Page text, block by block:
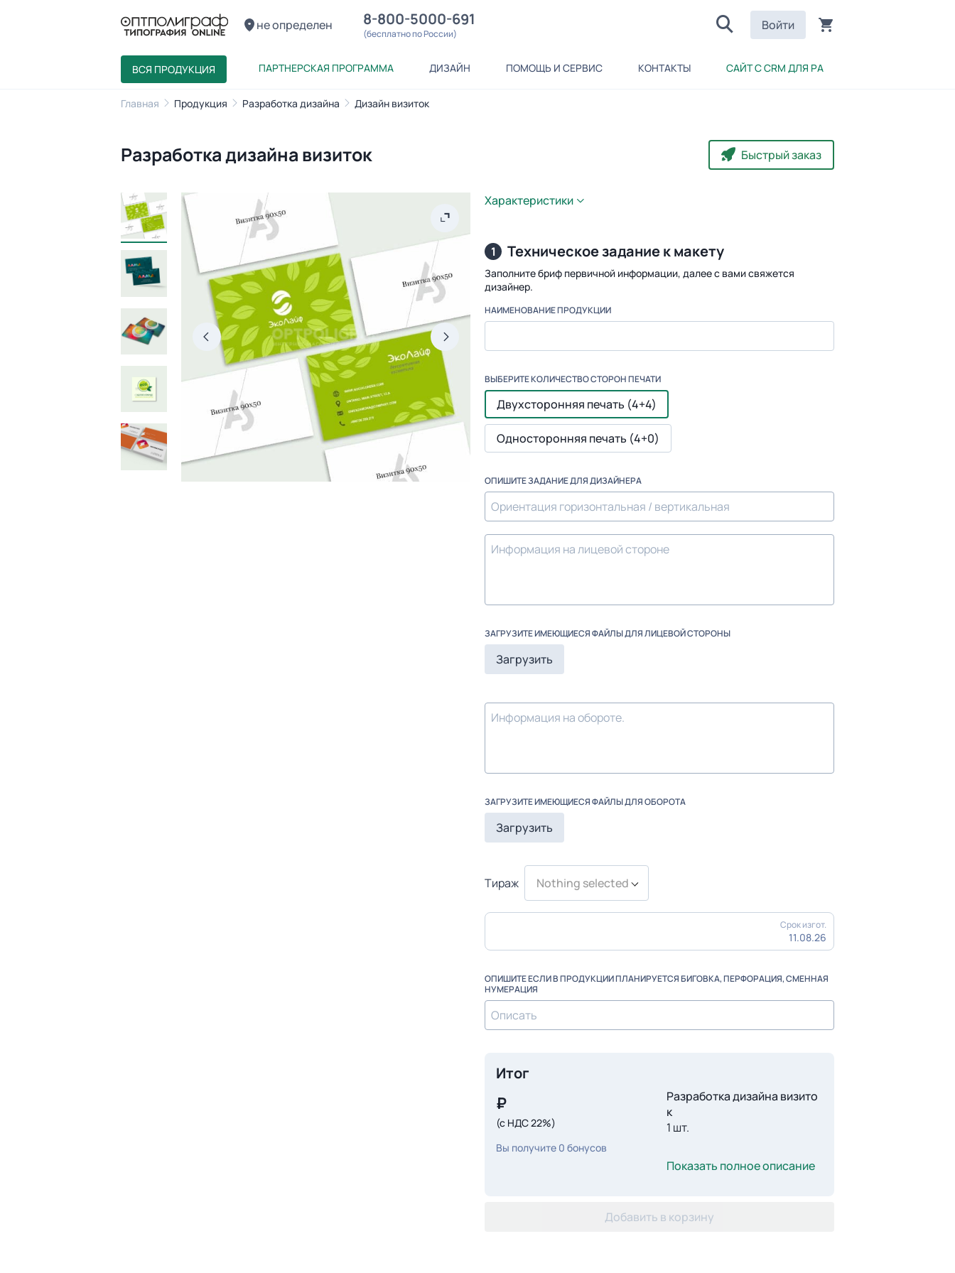
не определен 8-800-5000-691
(бесплатно по России)
Войти
ВСЯ ПРОДУКЦИЯ ПАРТНЕРСКАЯ ПРОГРАММА ДИЗАЙН ПОМОЩЬ И СЕРВИС КОНТАКТЫ САЙТ С CRM ДЛЯ РА
Главная Продукция Разработка дизайна Дизайн визиток
Разработка дизайна визиток Быстрый заказ
Характеристики
1 Техническое задание к макету
Заполните бриф первичной информации, далее с вами свяжется
дизайнер.
НАИМЕНОВАНИЕ ПРОДУКЦИИ
ВЫБЕРИТЕ КОЛИЧЕСТВО СТОРОН ПЕЧАТИ
Двухсторонняя печать (4+4)
Односторонняя печать (4+0)
ОПИШИТЕ ЗАДАНИЕ ДЛЯ ДИЗАЙНЕРА
ЗАГРУЗИТЕ ИМЕЮЩИЕСЯ ФАЙЛЫ ДЛЯ ЛИЦЕВОЙ СТОРОНЫ
Загрузить
ЗАГРУЗИТЕ ИМЕЮЩИЕСЯ ФАЙЛЫ ДЛЯ ОБОРОТА
Загрузить
Тираж Nothing selected
Срок изгот.
11.08.26
ОПИШИТЕ ЕСЛИ В ПРОДУКЦИИ ПЛАНИРУЕТСЯ БИГОВКА, ПЕРФОРАЦИЯ, СМЕННАЯ
НУМЕРАЦИЯ
Итог
₽
(с НДС 22%)
Вы получите 0 бонусов
Разработка дизайна визито
к
1 шт.
Показать полное описание
Добавить в корзину